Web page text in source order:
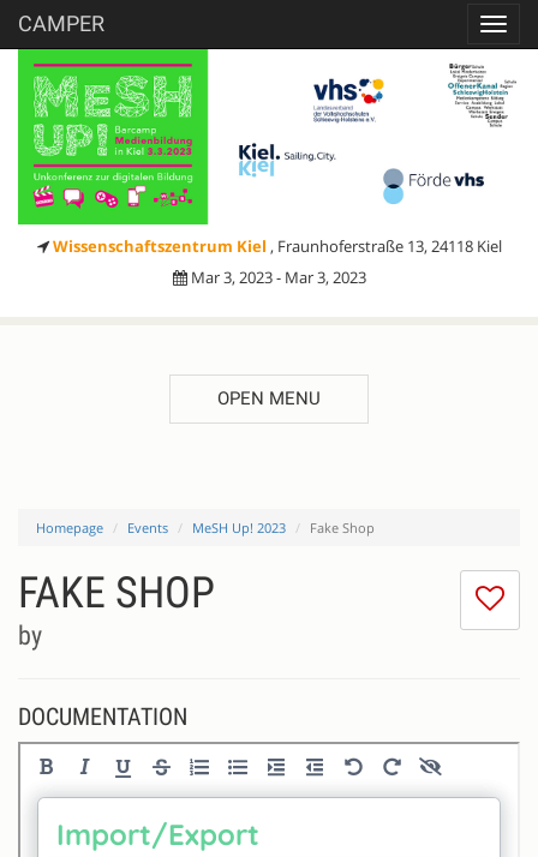
CAMPER
Wissenschaftszentrum Kiel , Fraunhoferstraße 13, 24118 Kiel
Mar 3, 2023 - Mar 3, 2023
OPEN MENU
Homepage Events MeSH Up! 2023 Fake Shop
I
FAKE SHOP
by
DOCUMENTATION